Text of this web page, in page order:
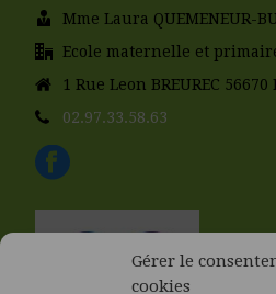
Gérer le
cookies
Mme Laura QUEMENEUR-
Ecole maternelle et primaire
1 Rue Leon BREUREC 56670
02.97.33.58.63